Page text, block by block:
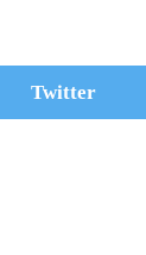
Twitter